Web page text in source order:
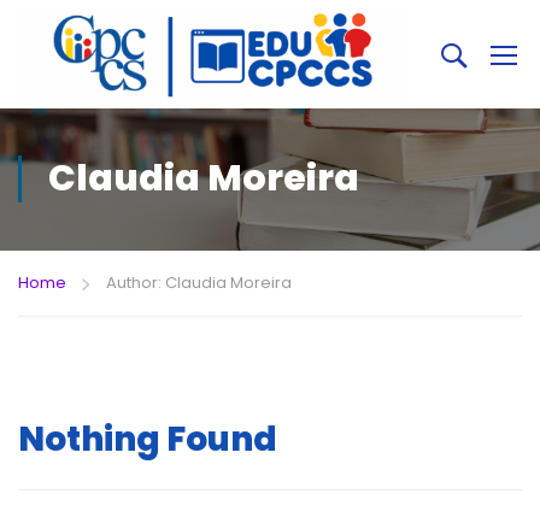
Claudia Moreira
Home Author: Claudia Moreira
Nothing Found